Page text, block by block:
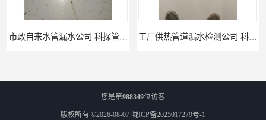
公司仪器测漏电话 科探管道工程
您是第988349位访客
版权所有 ©2026-08-07 陇ICP备2025017279号-1